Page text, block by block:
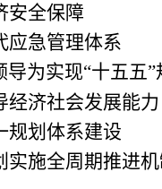
安全保障
应急管理体系
导为实现“十五五
经济社会发展能力
规划体系建设
实施全周期推进